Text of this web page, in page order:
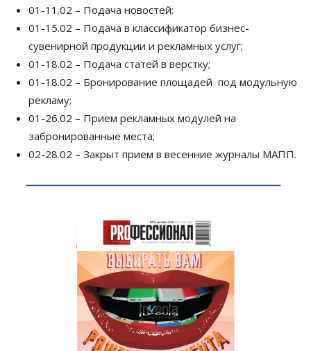
01-11.02 – Подача новостей;
01-15.02 – Подача в классификатор бизнес-
сувенирной продукции и рекламных услуг;
01-18.02 – Подача статей в верстку;
01-18.02 – Бронирование площадей под модульную
рекламу;
01-26.02 – Прием рекламных модулей на
забронированные места;
02-28.02 – Закрыт прием в весенние журналы МАПП.